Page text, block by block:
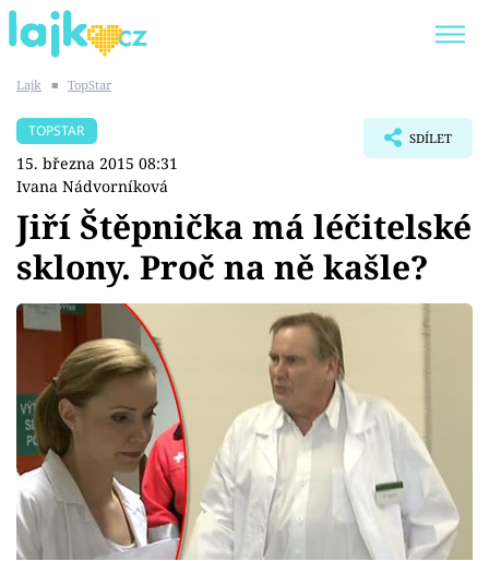
SHOPAHOLICADEL
Témata
Showbyznys
Youtubeři
Virály
Sex a vztahy
Videa
Lajk ■ TopStar
TOPSTAR
15. března 2015 08:31
Ivana Nádvorníková
SDÍLET
Jiří Štěpnička má léčitelské
sklony. Proč na ně kašle?